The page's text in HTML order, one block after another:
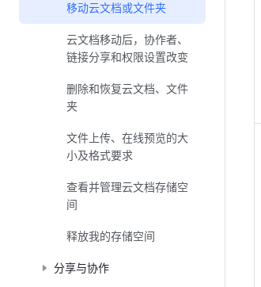
移动云文档或文件夹
云文档移动后，协作者、
链接分享和权限设置改变
删除和恢复云文档、文件
夹
文件上传、在线预览的大
小及格式要求
查看并管理云文档存储空
间
释放我的存储空间
分享与协作